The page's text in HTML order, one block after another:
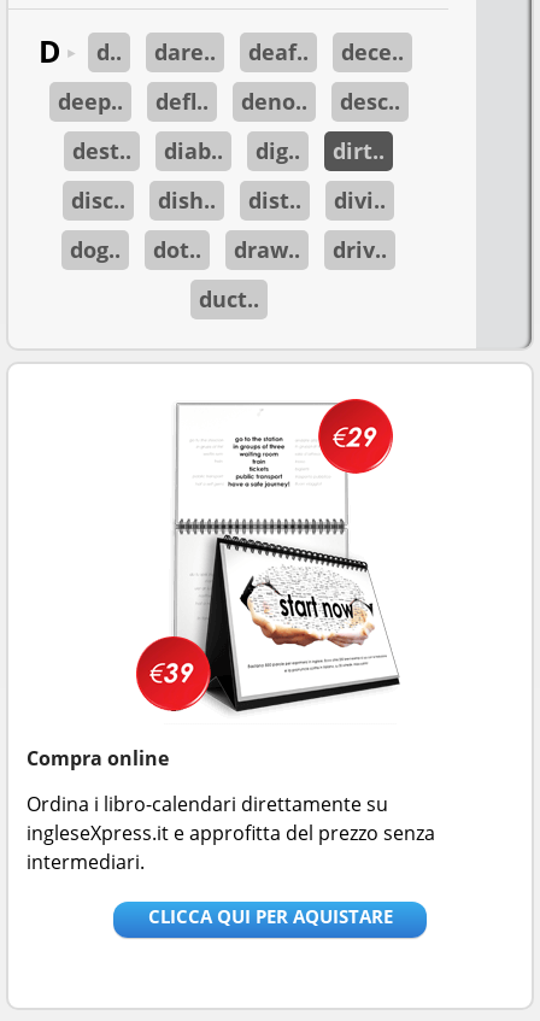
D ► d.. dare.. deaf..
dece..
deep..
defl.. deno..
desc..
dest..
diab.. dig..
dirt..
disc..
dish.. dist..
divi..
dog..
dot.. draw..
driv..
duct..
Compra online
Ordina i libro-calendari direttamente su
ingleseXpress.it e approfitta del prezzo senza
intermediari.
CLICCA QUI PER AQUISTARE